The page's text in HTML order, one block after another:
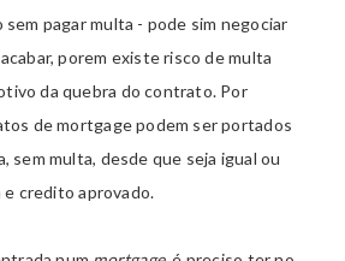
pagar multa - pode sim negociar
porem existe risco de multa
da quebra do contrato. Por
de mortgage podem ser portados
sem multa, desde que seja igual ou
e credito aprovado.